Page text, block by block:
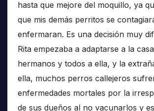
hasta que mejore del moquillo, ya
que mis demás perritos se
enfermaran. Es una decisión muy
Rita empezaba a adaptarse a la
hermanos y todos a ella, y la
ella, muchos perros callejeros
enfermedades mortales por la
de sus dueños al no vacunarlos y